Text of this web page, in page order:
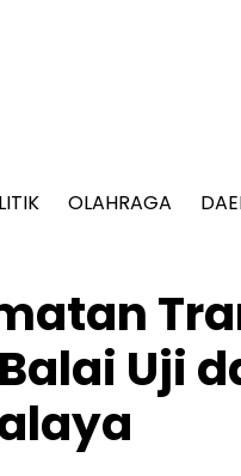
OLAHRAGA
Uji